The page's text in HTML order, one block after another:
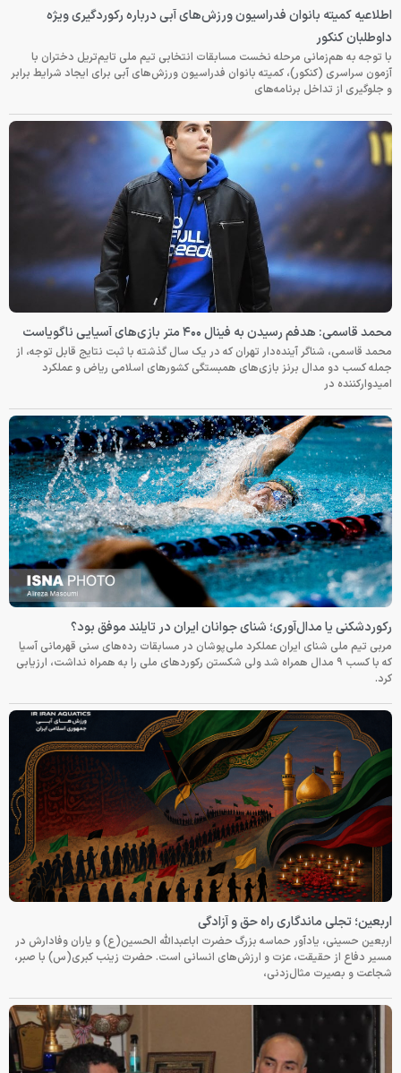
اطلاعیه کمیته بانوان فدراسیون ورزش‌های آبی درباره رکوردگیری ویژه
داوطلبان کنکور
با توجه به هم‌زمانی مرحله نخست مسابقات انتخابی تیم ملی تایم‌تریل دختران با
آزمون سراسری (کنکور)، کمیته بانوان فدراسیون ورزش‌های آبی برای ایجاد شرایط برابر
و جلوگیری از تداخل برنامه‌های
محمد قاسمی: هدفم رسیدن به فینال ۴۰۰ متر بازی‌های آسیایی ناگویاست
محمد قاسمی، شناگر آینده‌دار تهران که در یک سال گذشته با ثبت نتایج قابل توجه، از
جمله کسب دو مدال برنز بازی‌های همبستگی کشورهای اسلامی ریاض و عملکرد
امیدوارکننده در
رکوردشکنی یا مدال‌آوری؛ شنای جوانان ایران در تایلند موفق بود؟
مربی تیم ملی شنای ایران عملکرد ملی‌پوشان در مسابقات رده‌های سنی قهرمانی آسیا
که با کسب ۹ مدال همراه شد ولی شکستن رکوردهای ملی را به همراه نداشت، ارزیابی
کرد.
اربعین؛ تجلی ماندگاری راه حق و آزادگی
اربعین حسینی، یادآور حماسه بزرگ حضرت اباعبدالله الحسین(ع) و یاران وفادارش در
مسیر دفاع از حقیقت، عزت و ارزش‌های انسانی است. حضرت زینب کبری(س) با صبر،
شجاعت و بصیرت مثال‌زدنی،